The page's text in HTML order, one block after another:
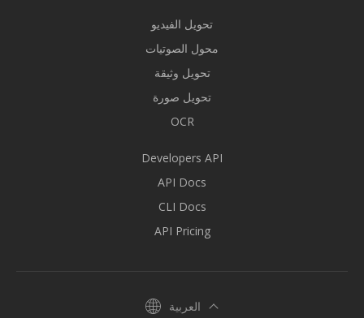
تحويل الفيديو
محول الصوتيات
تحويل وثيقة
تحويل صورة
OCR
Developers API
API Docs
CLI Docs
API Pricing
العربية